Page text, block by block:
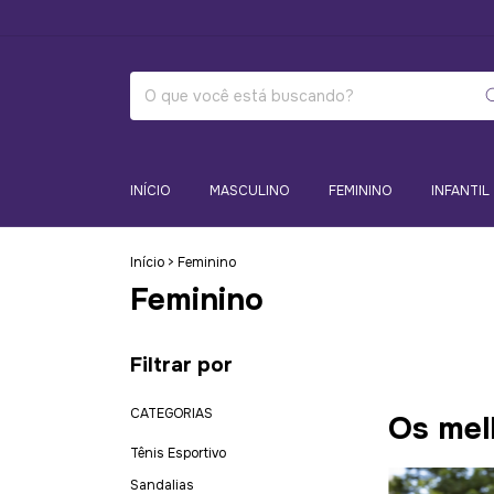
INÍCIO MASCULINO FEMININO INFANTIL
Início > Feminino
Feminino
Filtrar por
CATEGORIAS
Tênis Esportivo
Sandalias
Os